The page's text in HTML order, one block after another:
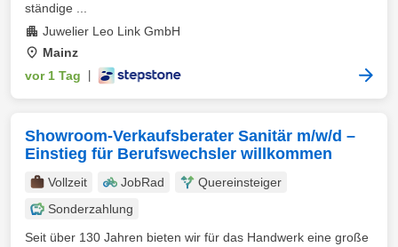
ständige ...
Juwelier Leo Link GmbH
Mainz
vor 1 Tag
Showroom‑Verkaufsberater Sanitär m/w/d –
Einstieg für Berufswechsler willkommen
Vollzeit JobRad
Quereinsteiger
Sonderzahlung
Seit über 130 Jahren bieten wir für das Handwerk eine große